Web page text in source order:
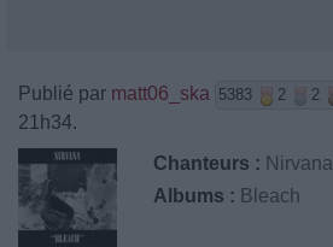
Publié par matt06_ska 5383 2 2
21h34.
Chanteurs : Nirvana
Albums : Bleach